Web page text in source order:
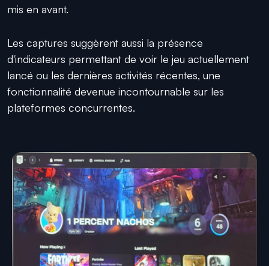
mis en avant.
Les captures suggèrent aussi la présence
d'indicateurs permettant de voir le jeu actuellement
lancé ou les dernières activités récentes, une
fonctionnalité devenue incontournable sur les
plateformes concurrentes.